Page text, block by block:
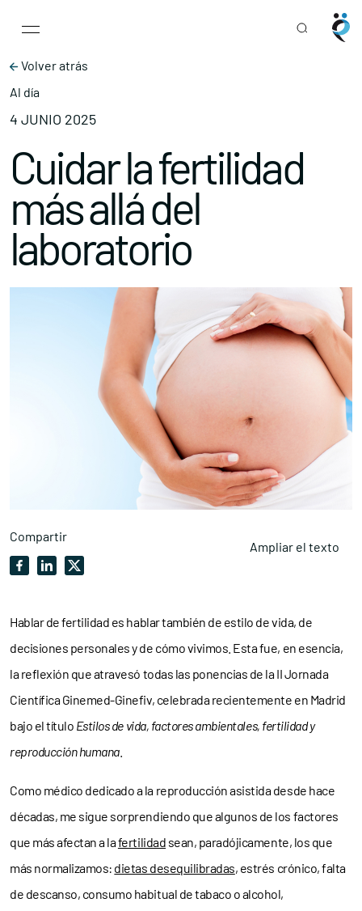
Main Navigation
Volver atrás
Al día
4 JUNIO 2025
Cuidar la fertilidad
más allá del
laboratorio
Compartir
Ampliar el texto
Hablar de fertilidad es hablar también de estilo de vida, de
decisiones personales y de cómo vivimos. Esta fue, en esencia,
la reflexión que atravesó todas las ponencias de la II Jornada
Científica Ginemed-Ginefiv, celebrada recientemente en Madrid
bajo el título Estilos de vida, factores ambientales, fertilidad y
reproducción humana.
Como médico dedicado a la reproducción asistida desde hace
décadas, me sigue sorprendiendo que algunos de los factores
que más afectan a lafertilidad sean, paradójicamente, los que
más normalizamos: dietas desequilibradas, estrés crónico, falta
de descanso, consumo habitual de tabaco o alcohol,